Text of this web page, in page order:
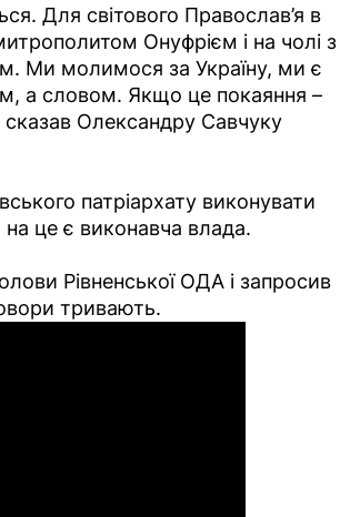
Для світового Православ’я в
Онуфрієм і на чолі з
Ми молимося за Україну, ми є
а словом. Якщо це покаяння –
сказав Олександру Савчуку
патріархату виконувати
це є виконавча влада.
Рівненської ОДА і запросив
тривають.